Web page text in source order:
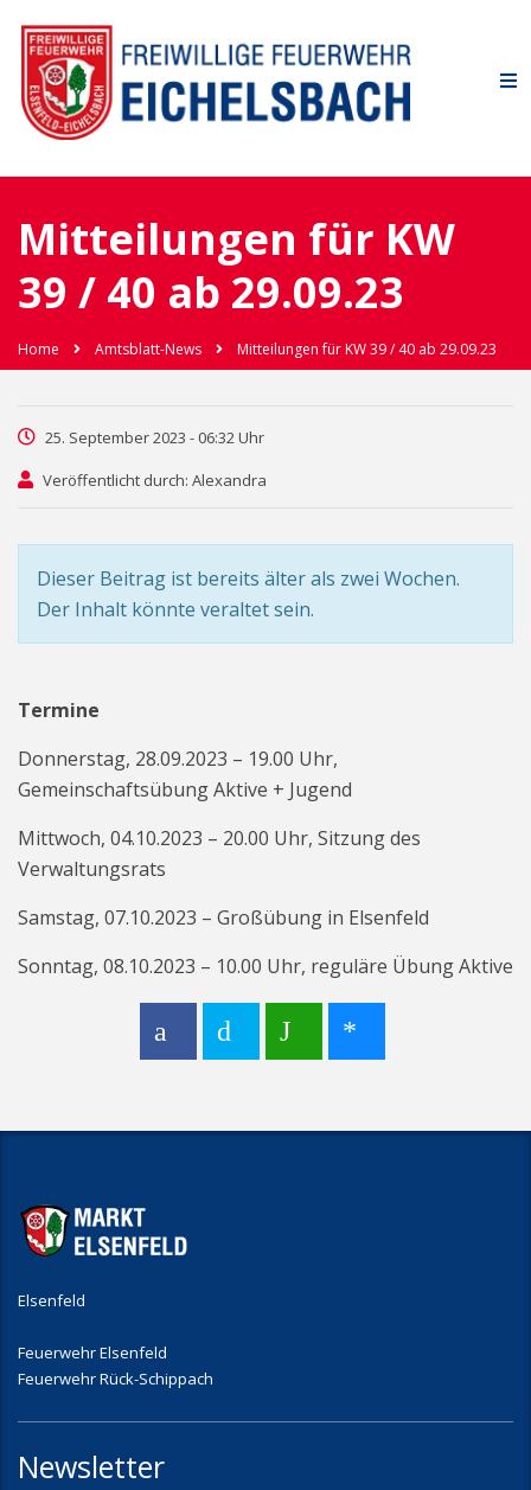
Mitteilungen für KW
39 / 40 ab 29.09.23
Home Amtsblatt-News Mitteilungen für KW 39 / 40 ab 29.09.23
25. September 2023 - 06:32 Uhr
Veröffentlicht durch: Alexandra
Dieser Beitrag ist bereits älter als zwei Wochen.
Der Inhalt könnte veraltet sein.
Termine
Donnerstag, 28.09.2023 – 19.00 Uhr,
Gemeinschaftsübung Aktive + Jugend
Mittwoch, 04.10.2023 – 20.00 Uhr, Sitzung des
Verwaltungsrats
Samstag, 07.10.2023 – Großübung in Elsenfeld
Sonntag, 08.10.2023 – 10.00 Uhr, reguläre Übung Aktive
Elsenfeld
Feuerwehr Elsenfeld
Feuerwehr Rück-Schippach
Newsletter